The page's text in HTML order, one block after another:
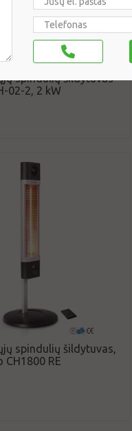
spindulių šildytuvas
02-2, 2 kW
spindulių šildytuvas,
RE